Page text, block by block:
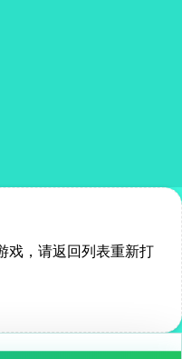
戏，请返回列表重新打